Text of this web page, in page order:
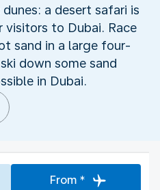
a desert safari is
visitors to Dubai. Race
sand in a large four-
down some sand
in Dubai.
From *